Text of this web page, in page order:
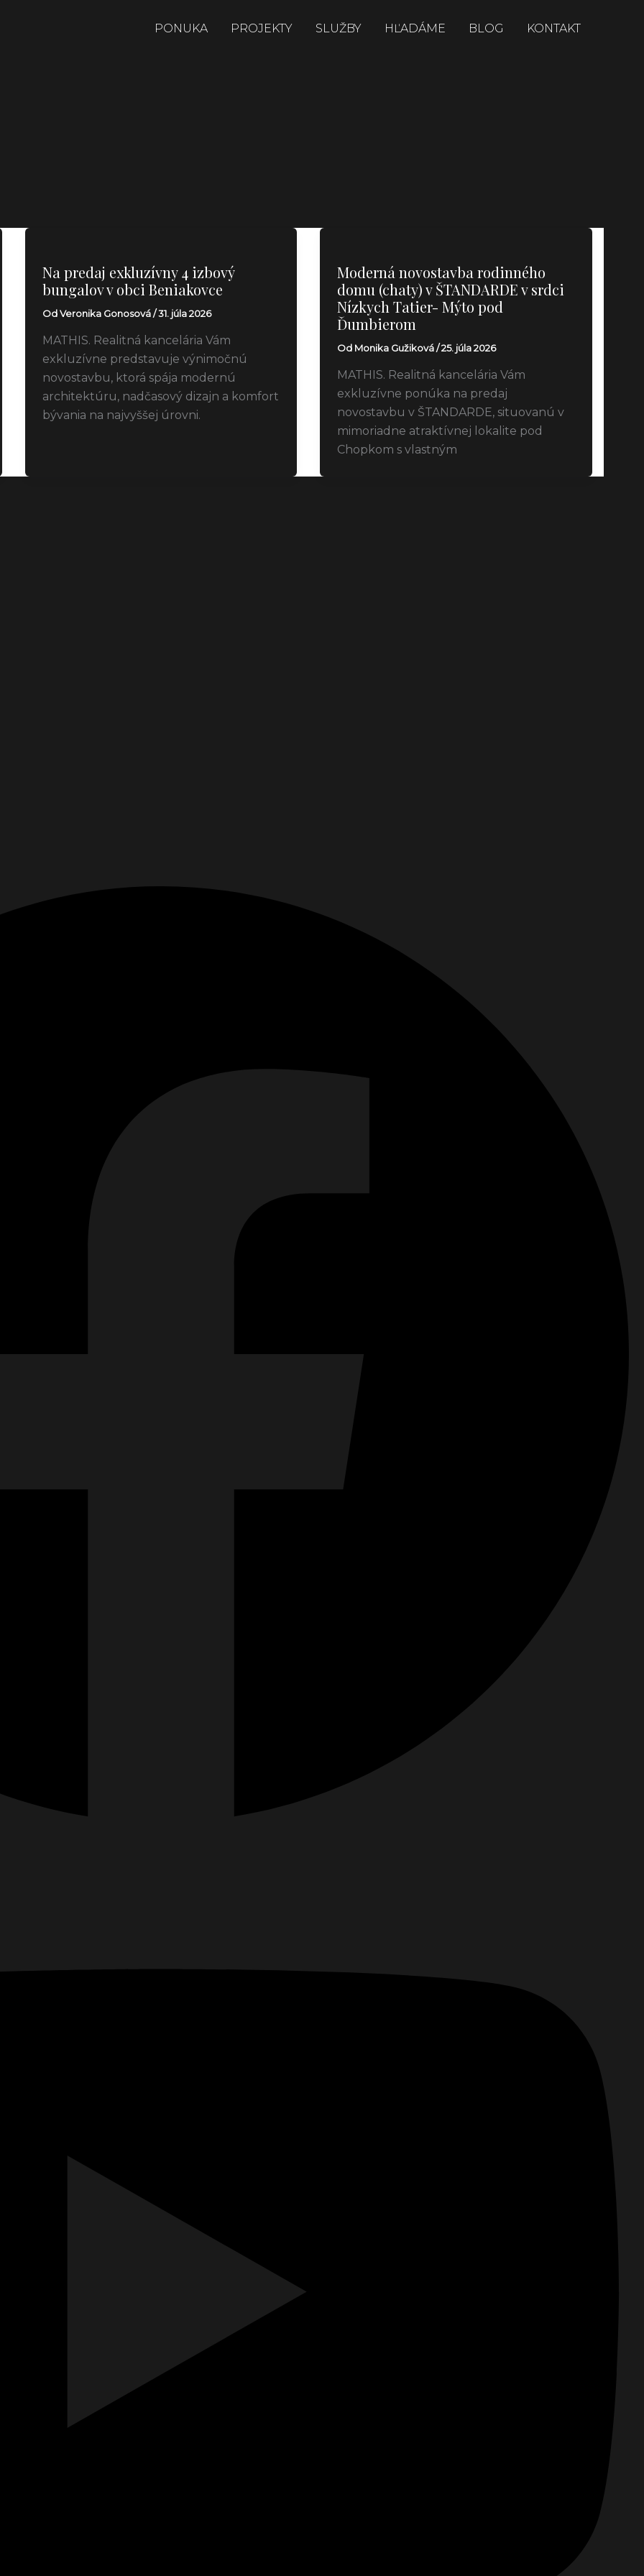
PONUKA PROJEKTY SLUŽBY HĽADÁME BLOG KONTAKT
Na predaj exkluzívny 4 izbový
bungalov v obci Beniakovce
Od Veronika Gonosová/31. júla 2026
MATHIS. Realitná kancelária Vám
exkluzívne predstavuje výnimočnú
novostavbu, ktorá spája modernú
architektúru, nadčasový dizajn a komfort
bývania na najvyššej úrovni.
Moderná novostavba rodinného
domu (chaty) v ŠTANDARDE v srdci
Nízkych Tatier- Mýto pod
Ďumbierom
Od Monika Gužiková/25. júla 2026
MATHIS. Realitná kancelária Vám
exkluzívne ponúka na predaj
novostavbu v ŠTANDARDE, situovanú v
mimoriadne atraktívnej lokalite pod
Chopkom s vlastným